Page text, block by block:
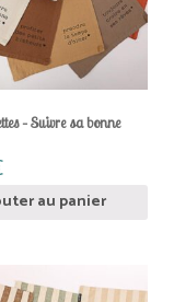
– Suivre sa bonne
au panier